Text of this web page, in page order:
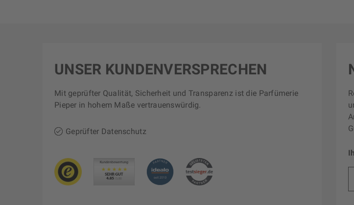
UNSER KUNDENVERSPRECHEN
Mit geprüfter Qualität, Sicherheit und Transparenz ist die Parfümerie
Pieper in hohem Maße vertrauenswürdig.
Geprüfter Datenschutz